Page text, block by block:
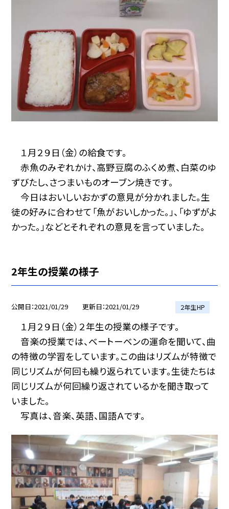
１月２９日（金）の給食です。
赤魚のみぞれかけ、高野豆腐のふくめ煮、白菜のゆ
ずびたし、さつまいものオーブン焼きです。
今日はおいしいおかずの意見が分かれました。生
徒の好みに合わせて「魚がおいしかった。」、「ゆずがよ
かった。」などとそれぞれの意見を言っていました。
2年生の授業の様子
公開日 2021/01/29 更新日 2021/01/29 ２年生HP
１月２９日（金）２年生の授業の様子です。
音楽の授業では、ベートーベンの運命を聞いて、曲
の特徴の学習をしています。この曲はリズムが特徴で
同じリズムが何回も繰り返られています。生徒たちは
同じリズムが何回繰り返されているかを聞き取って
いました。
写真は、音楽、英語、国語Ａです。